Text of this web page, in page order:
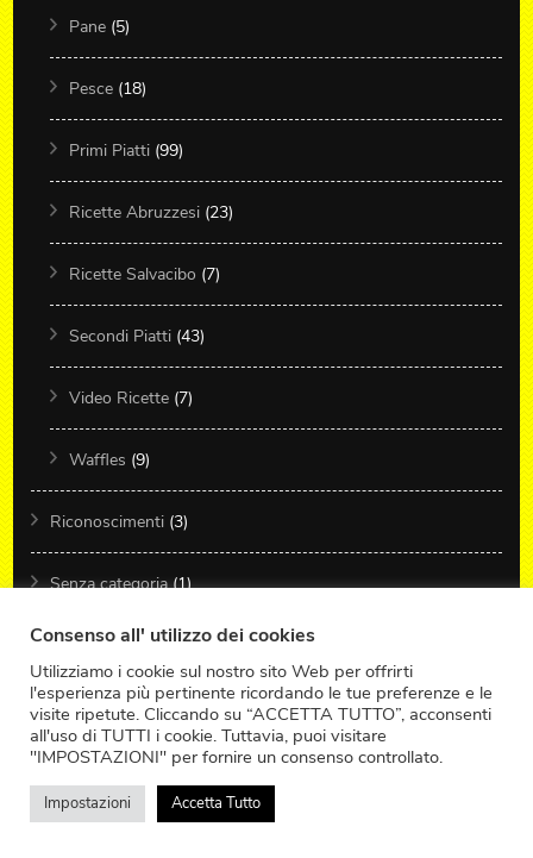
Pane (5)
Pesce (18)
Primi Piatti (99)
Ricette Abruzzesi (23)
Ricette Salvacibo (7)
Secondi Piatti (43)
Video Ricette (7)
Waffles (9)
Riconoscimenti (3)
Senza categoria(1)
Top Stories(143)
ARCHIVIO
Consenso all' utilizzo dei cookies
Utilizziamo i cookie sul nostro sito Web per offrirti
l'esperienza più pertinente ricordando le tue preferenze e le
visite ripetute. Cliccando su “ACCETTA TUTTO”, acconsenti
all'uso di TUTTI i cookie. Tuttavia, puoi visitare
"IMPOSTAZIONI" per fornire un consenso controllato.
Impostazioni Accetta Tutto